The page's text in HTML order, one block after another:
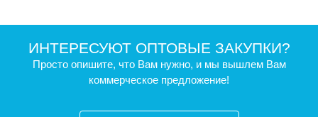
ИНТЕРЕСУЮТ ОПТОВЫЕ ЗАКУПКИ?
Просто опишите, что Вам нужно, и мы вышлем Вам
коммерческое предложение!